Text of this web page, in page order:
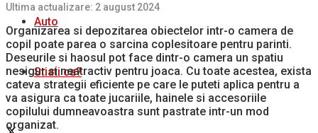
Auto
Stiati ca?
Ultima actualizare: 2 august 2024
Organizarea si depozitarea obiectelor intr-o camera de
copil poate parea o sarcina coplesitoare pentru parinti.
Deseurile si haosul pot face dintr-o camera un spatiu
nesigur si neatractiv pentru joaca. Cu toate acestea, exista
cateva strategii eficiente pe care le puteti aplica pentru a
va asigura ca toate jucariile, hainele si accesoriile
copilului dumneavoastra sunt pastrate intr-un mod
organizat.